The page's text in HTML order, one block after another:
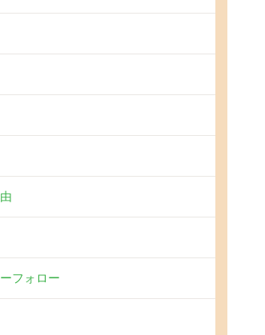
フォロー